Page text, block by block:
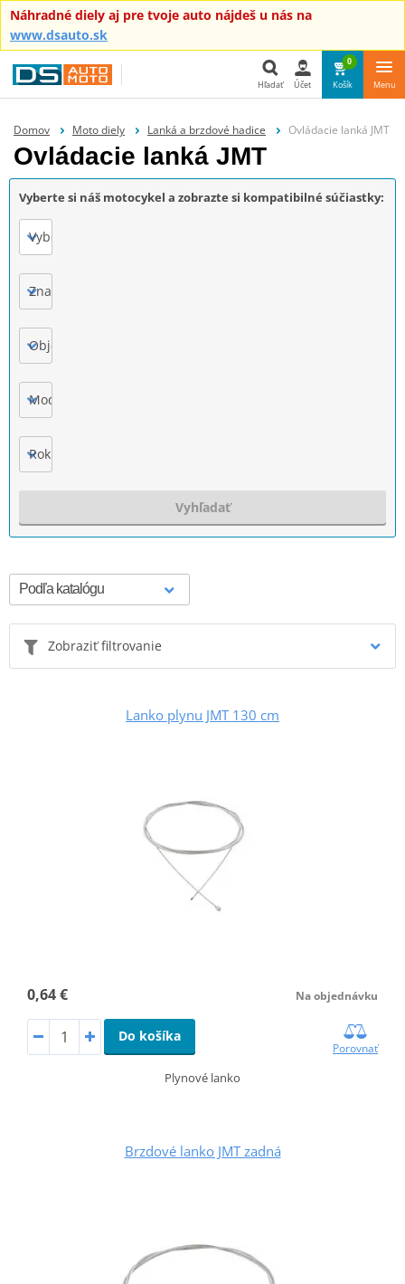
Náhradné diely aj pre tvoje auto nájdeš u nás na
www.dsauto.sk
Hľadať
Hľadať Účet
0
Košík Menu
Domov Moto diely Lanká a brzdové hadice Ovládacie lanká JMT
Ovládacie lanká JMT
Vyberte si náš motocykel a zobrazte si kompatibilné súčiastky:
Vyberte
Značka
Objem motora
Model
Rok výroby
Vyhľadať
Zobraziť filtrovanie
Lanko plynu JMT 130 cm
0,64 € Na objednávku
Do košíka
Porovnať
Plynové lanko
Brzdové lanko JMT zadná